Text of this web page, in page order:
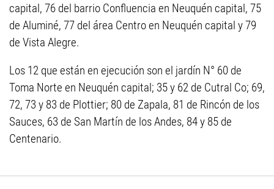
capital, 76 del barrio Confluencia en Neuquén capital, 75
de Aluminé, 77 del área Centro en Neuquén capital y 79
de Vista Alegre.
Los 12 que están en ejecución son el jardín N° 60 de
Toma Norte en Neuquén capital; 35 y 62 de Cutral Co; 69,
72, 73 y 83 de Plottier; 80 de Zapala, 81 de Rincón de los
Sauces, 63 de San Martín de los Andes, 84 y 85 de
Centenario.